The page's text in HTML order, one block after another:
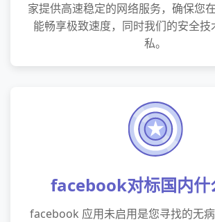
家提供高速稳定的网络服务，确保您
能畅享极致速度，同时我们的安全技
私。
facebook对标国内什
facebook 应用未启用是您寻找的无